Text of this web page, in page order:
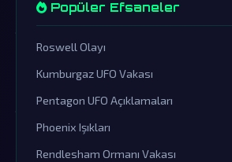
Popüler Efsaneler
Roswell Olayı
Kumburgaz UFO Vakası
Pentagon UFO Açıklamaları
Phoenix Işıkları
Rendlesham Ormanı Vakası